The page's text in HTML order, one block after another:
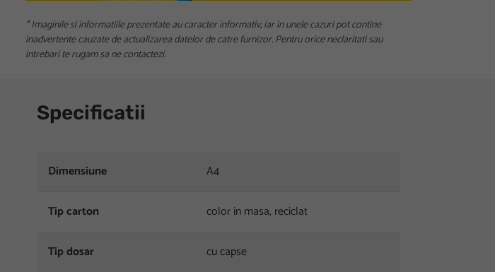
* Imaginile si informatiile prezentate au caracter informativ, iar in unele cazuri pot contine
inadvertente cauzate de actualizarea datelor de catre furnizor. Pentru orice neclaritati sau
intrebari te rugam sa ne contactezi.
Specificatii
Dimensiune A4
Tip carton color in masa, reciclat
Tip dosar cu capse